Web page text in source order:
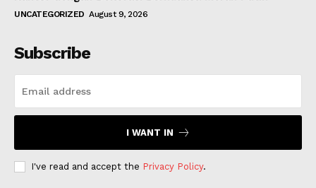
UNCATEGORIZED August 9, 2026
Subscribe
I WANT IN
I've read and accept the Privacy Policy.